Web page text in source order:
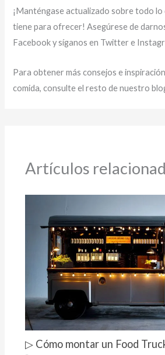
¡Manténgase actualizado sobre todo
tiene para ofrecer! Asegúrese de
Facebook y síganos en Twitter e
Para obtener más consejos e
comida, consulte el resto de nuestro
Artículos
▷ Cómo montar un Food